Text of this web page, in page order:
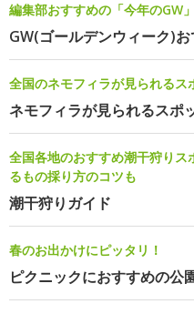
編集部おすすめの「今年のGW
GW(ゴールデンウィーク)
全国のネモフィラが見られるス
ネモフィラが見られるスポ
全国各地のおすすめ潮干狩り
るもの採り方のコツも
潮干狩りガイド
春のお出かけにピッタリ！
ピクニックにおすすめの公